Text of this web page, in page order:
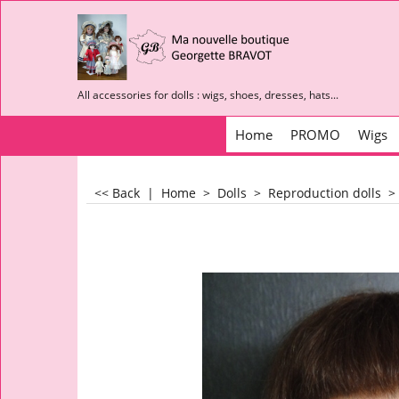
All accessories for dolls : wigs, shoes, dresses, hats...
Home PROMO Wigs
<< Back | Home > Dolls > Reproduction dolls